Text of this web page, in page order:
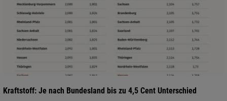
Kraftstoff: Je nach Bundesland bis zu 4,5 Cent Unterschied